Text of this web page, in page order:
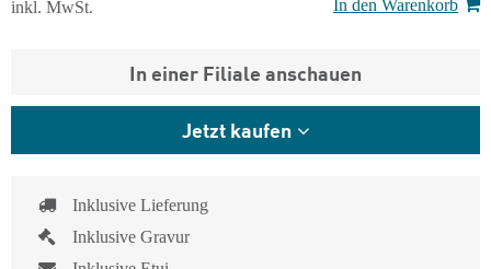
inkl. MwSt.
In den Warenkorb
In einer Filiale anschauen
Jetzt kaufen
Inklusive Lieferung
Inklusive Gravur